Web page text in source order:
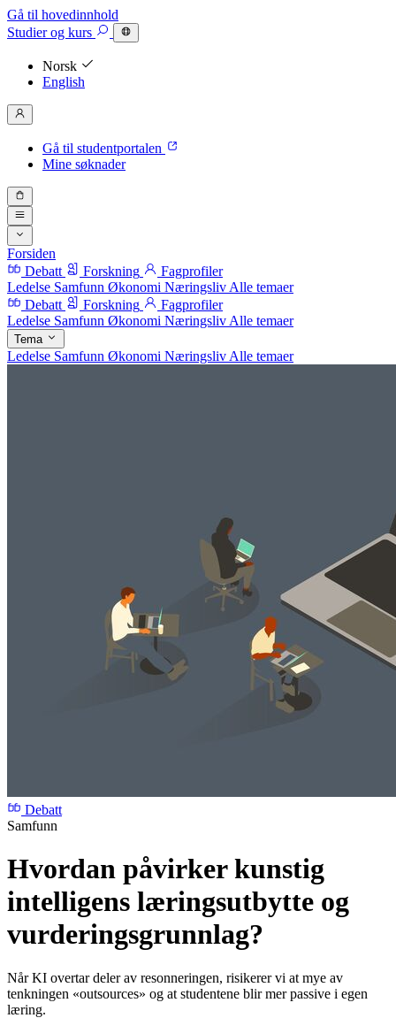
Gå til hovedinnhold
Studierog kurs
Norsk
English
Gå til studentportalen
Mine søknader
Forsiden
Debatt
Forskning
Fagprofiler
Ledelse Samfunn Økonomi Næringsliv Alle temaer
Debatt
Forskning
Fagprofiler
Ledelse Samfunn Økonomi Næringsliv Alle temaer
Tema
Ledelse Samfunn Økonomi Næringsliv Alle temaer
Debatt
Samfunn
Hvordan påvirker kunstig
intelligens læringsutbytte og
vurderingsgrunnlag?
Når KI overtar deler av resonneringen, risikerer vi at mye av
tenkningen «outsources» og at studentene blir mer passive i egen
læring.